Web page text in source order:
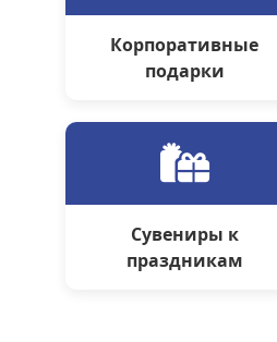
Корпоративные
подарки
Сувениры к
праздникам